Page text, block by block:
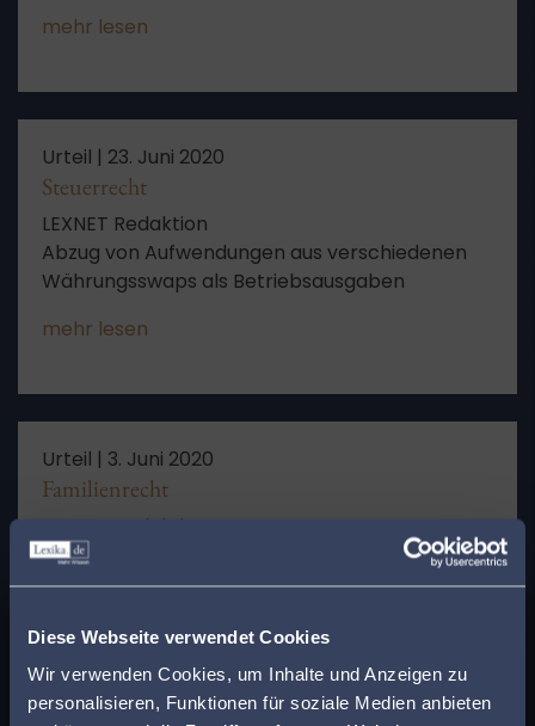
Diese Webseite verwendet Cookies
Wir verwenden Cookies, um Inhalte und Anzeigen zu
personalisieren, Funktionen für soziale Medien anbieten
mehr lesen
Urteil | 23. Juni 2020
Steuerrecht
LEXNET Redaktion
Abzug von Aufwendungen aus verschiedenen
Währungsswaps als Betriebsausgaben
mehr lesen
Urteil | 3. Juni 2020
Familienrecht
LEXNET Redaktion
Energiewirtschaftsrechtliche
Verwaltungssache: Verletzung des Anspruchs
mehr lesen
Finden Sie den
passenden Anwalt in